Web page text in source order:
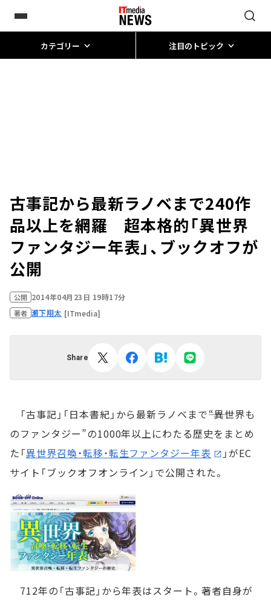
カテゴリー 注目のトピック
古事記から最新ラノベまで240作
品以上を網羅 超本格的「異世界
ファンタジー年表」、ブックオフが
公開
公開 2014年04月23日 19時17分
著者 瀬下翔太 [ITmedia]
Share
「古事記」「日本書紀」から最新ラノベまで――“異世界も
のファンタジー”の1000年以上にわたる歴史をまとめ
た「異世界召喚・転移・転生ファンタジー年表
」がEC
サイト「ブックオフオンライン」で公開された。
712年の「古事記」から年表はスタート。著者自身が